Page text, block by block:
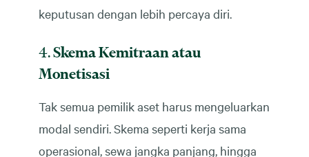
keputusan dengan lebih percaya diri.
4.Skema Kemitraan atau
Monetisasi
Tak semua pemilik aset harus mengeluarkan
modal sendiri. Skema seperti kerja sama
operasional, sewa jangka panjang, hingga